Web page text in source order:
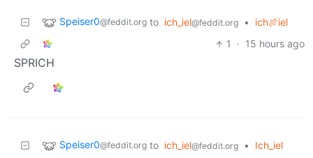
Speiser0@feddit.org to ich_iel@feddit.org •
ich🍖iel
1
· 15 hours ago
SPRICH
Speiser0@feddit.org to ich_iel@feddit.org •
Ich_iel